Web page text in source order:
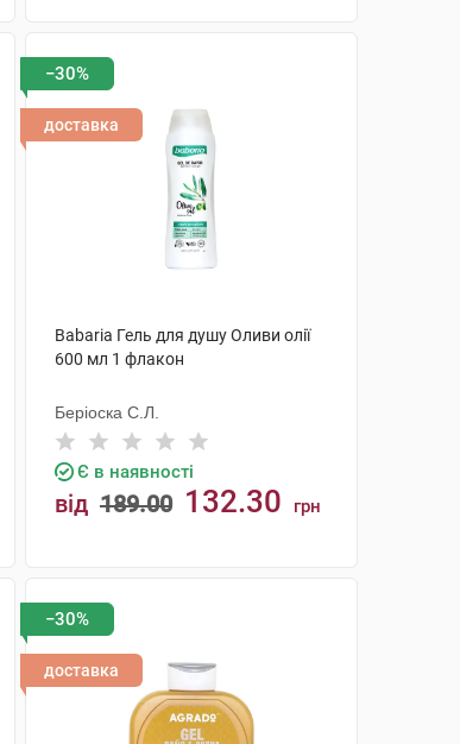
−30%
доставка
Babaria Гель для душу Оливи олії
600 мл 1 флакон
Беріоска С.Л.
Є в наявності
від 189.00 132.30 грн
−30%
доставка